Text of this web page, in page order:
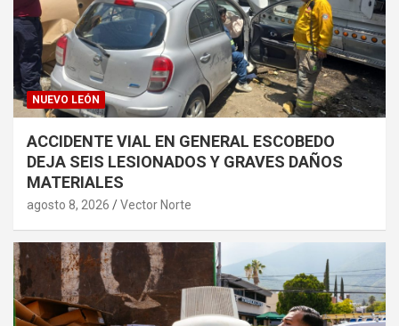
NUEVO LEÓN
ACCIDENTE VIAL EN GENERAL ESCOBEDO
DEJA SEIS LESIONADOS Y GRAVES DAÑOS
MATERIALES
agosto 8, 2026 Vector Norte